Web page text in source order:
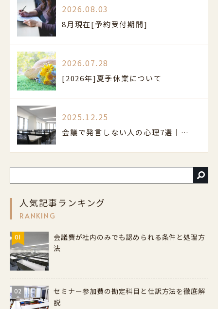
2026.08.03
8月現在[予約受付期間]
2026.07.28
[2026年]夏季休業について
2025.12.25
会議で発言しない人の心理7選｜原因と克服法
人気記事ランキング
RANKING
01
会議費が社内のみでも認められる条件と処理方
法
02
セミナー参加費の勘定科目と仕訳方法を徹底解
説